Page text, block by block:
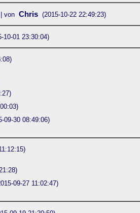
von Chris (2015-10-22 22:49:23)
10-01 23:30:04)
09-30 08:49:06)
09-27 11:02:47)